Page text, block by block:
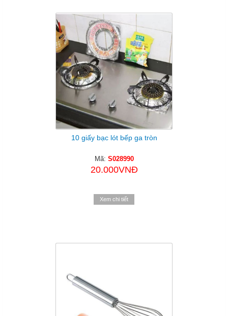
10 giấy bạc lót bếp ga tròn
Mã: S028990
20.000VNĐ
Xem chi tiết